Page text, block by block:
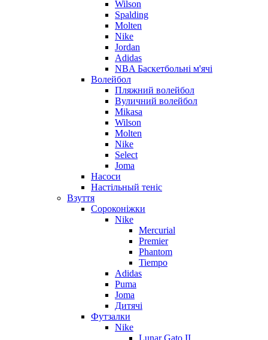
Wilson
Spalding
Molten
Nike
Jordan
Adidas
NBA Баскетбольні м'ячі
Волейбол
Пляжний волейбол
Вуличний волейбол
Mikasa
Wilson
Molten
Nike
Select
Joma
Насоси
Настільный теніс
Взуття
Сороконіжки
Nike
Mercurial
Premier
Phantom
Tiempo
Adidas
Puma
Joma
Дитячі
Футзалки
Nike